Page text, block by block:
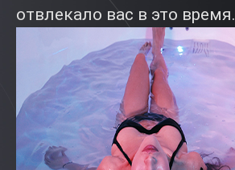
отвлекало вас в это время.